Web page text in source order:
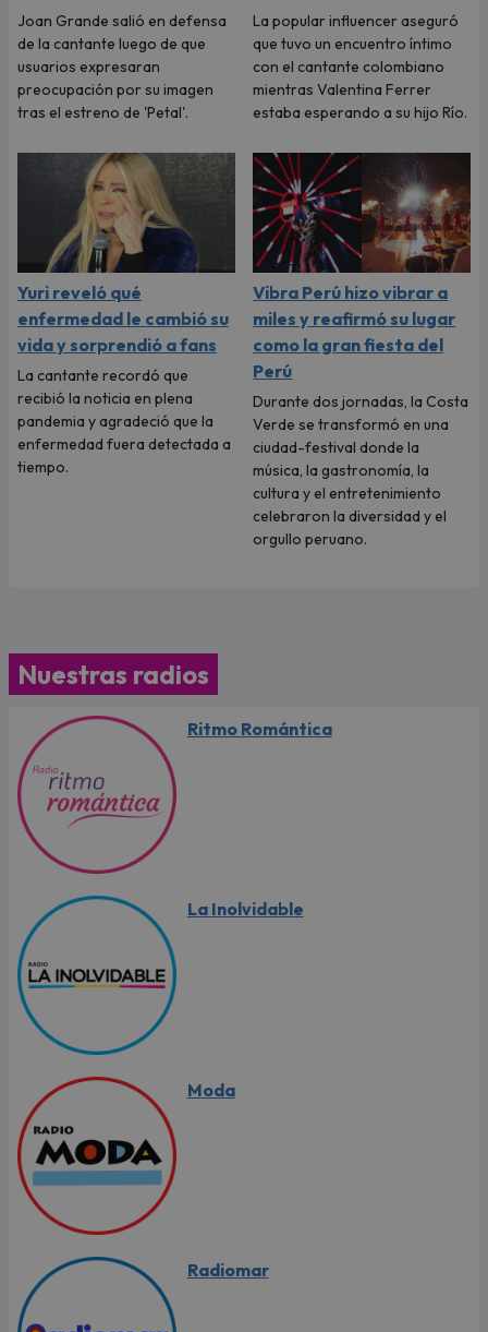
Joan Grande salió en defensa
de la cantante luego de que
usuarios expresaran
preocupación por su imagen
tras el estreno de 'Petal'.
La popular influencer aseguró
que tuvo un encuentro íntimo
con el cantante colombiano
mientras Valentina Ferrer
estaba esperando a su hijo Río.
Yuri reveló qué
enfermedad le cambió su
vida y sorprendió a fans
La cantante recordó que
recibió la noticia en plena
pandemia y agradeció que la
enfermedad fuera detectada a
tiempo.
Vibra Perú hizo vibrar a
miles y reafirmó su lugar
como la gran fiesta del
Perú
Durante dos jornadas, la Costa
Verde se transformó en una
ciudad-festival donde la
música, la gastronomía, la
cultura y el entretenimiento
celebraron la diversidad y el
orgullo peruano.
Nuestras radios
Ritmo Romántica
La Inolvidable
Moda
Radiomar